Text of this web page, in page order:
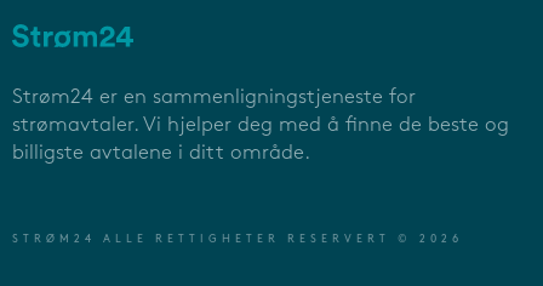
Strøm24 er en sammenligningstjeneste for
strømavtaler. Vi hjelper deg med å finne de beste og
billigste avtalene i ditt område.
STRØM24 ALLE RETTIGHETER RESERVERT © 2026